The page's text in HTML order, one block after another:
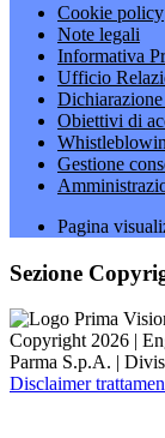
Cookie policy
Note legali
Informativa
Ufficio
Obiettivi di
Gestione
Pagina
Sezione
Copyright 2026 |
Parma S.p.A. |
Disclaimer